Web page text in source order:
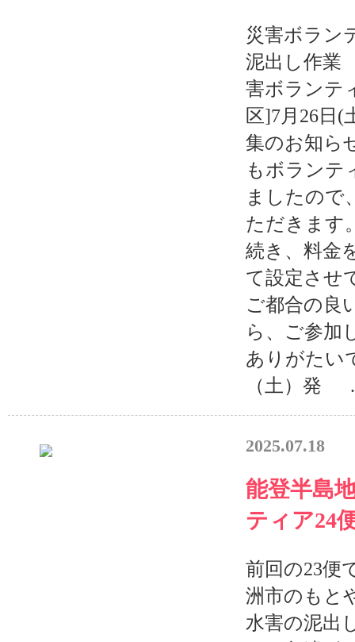
災害ボラ
泥出し作業
害ボランテ
区]7月26日(
集のお知ら
もボランテ
ましたので
ただきます
続き、料金
て設定させ
ご都合の良
ら、ご参加
ありがたい
（土）発
2025.07.18
能登半島
ティア24
前回の23便
洲市のもと
水害の泥出